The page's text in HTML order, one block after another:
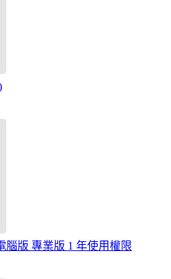
腦版 專業版 1 年使用權限